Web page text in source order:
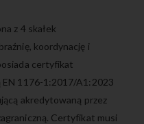
z 4 skałek
koordynację i
certyfikat
EN 1176-1:2017/A1:2023
akredytowaną przez
Certyfikat musi